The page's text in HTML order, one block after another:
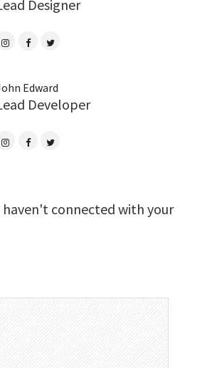
Designer
Edward
Developer
connected with your